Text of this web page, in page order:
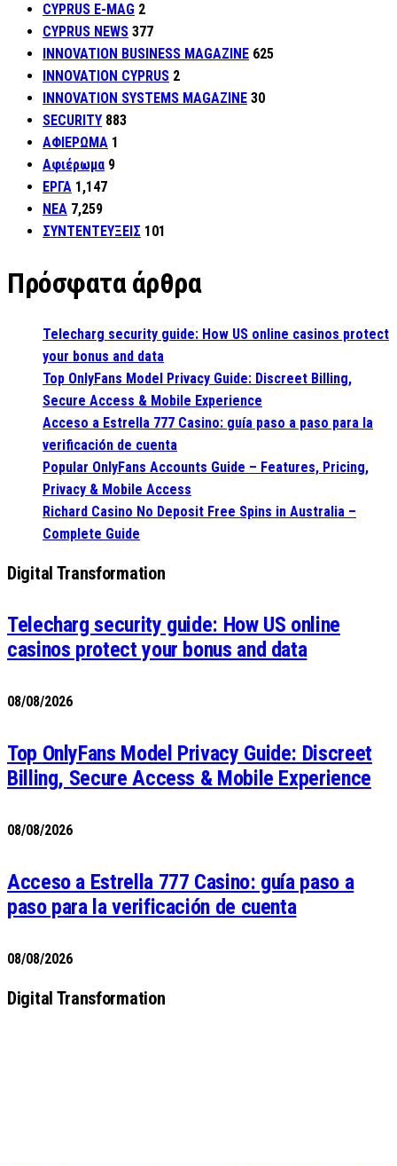
CYPRUS E-MAG 2
CYPRUS NEWS 377
INNOVATION BUSINESS MAGAZINE 625
INNOVATION CYPRUS 2
INNOVATION SYSTEMS MAGAZINE 30
SECURITY 883
ΑΦΙΕΡΩΜΑ 1
Αφιέρωμα 9
ΕΡΓΑ 1,147
ΝΕΑ 7,259
ΣΥΝΤΕΝΤΕΥΞΕΙΣ 101
Πρόσφατα άρθρα
Telecharg security guide: How US online casinos protect
your bonus and data
Top OnlyFans Model Privacy Guide: Discreet Billing,
Secure Access & Mobile Experience
Acceso a Estrella 777 Casino: guía paso a paso para la
verificación de cuenta
Popular OnlyFans Accounts Guide – Features, Pricing,
Privacy & Mobile Access
Richard Casino No Deposit Free Spins in Australia –
Complete Guide
Digital Transformation
Telecharg security guide: How US online
casinos protect your bonus and data
08/08/2026
Top OnlyFans Model Privacy Guide: Discreet
Billing, Secure Access & Mobile Experience
08/08/2026
Acceso a Estrella 777 Casino: guía paso a
paso para la verificación de cuenta
08/08/2026
Digital Transformation